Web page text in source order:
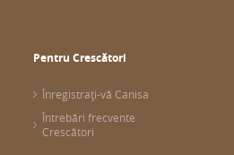
Pentru Crescători
Înregistrați-vă Canisa
Întrebări frecvente
Crescători